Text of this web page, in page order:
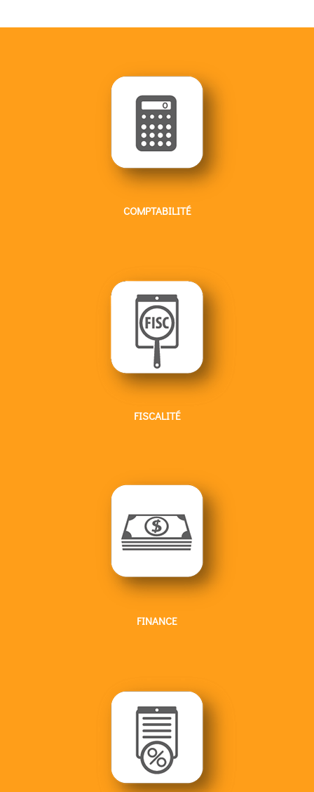
COMPTABILITÉ
FISCALITÉ
FINANCE